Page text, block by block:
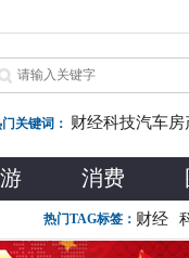
关键词： 财经科技汽车房
消费
双11玩这么花？不得
热门TAG标签： 财经